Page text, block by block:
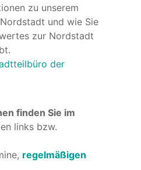
zu unserem
und wie Sie
zur Nordstadt
der
finden Sie im
links bzw.
regelmäßigen